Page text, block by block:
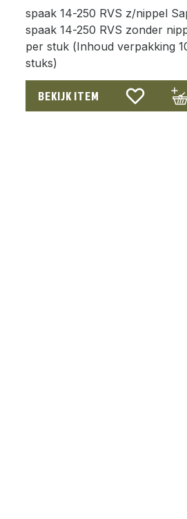
spaak 14-250 RVS z/nippel
spaak 14-250 RVS zonder
per stuk (Inhoud verpakking
stuks)
BEKIJK ITEM